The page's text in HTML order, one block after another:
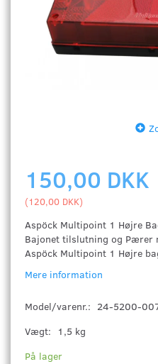
150,00 DKK
(120,00 DKK)
Aspöck Multipoint 1 Højre
Bajonet tilslutning og Pærer
Aspöck Multipoint 1 Højre
Mere information
Model/varenr.: 24-5200-
Vægt:
1,5 kg
På lager